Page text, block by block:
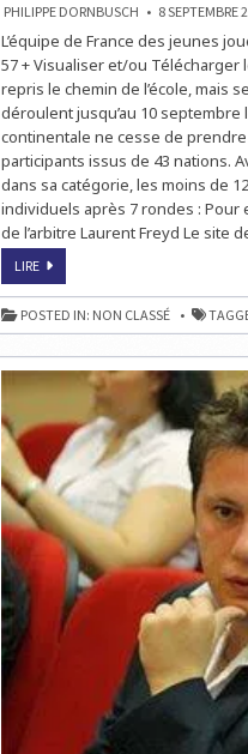
PHILIPPE DORNBUSCH 8 SEPTEMBRE
L’équipe de France des jeunes
57 + Visualiser et/ou Télécharger
repris le chemin de l’école, mais
déroulent jusqu’au 10
continentale ne cesse de prendre
participants issus de 43 nations.
dans sa catégorie, les moins de
individuels après 7 rondes : Pour
de l’arbitre Laurent Freyd Le site
LIRELE
D’EUROPE
D’ÉCHECS
JEUNES
À
GUILLAUME
LAMARD,
SECOND
POSTED IN: NON CLASSÉ